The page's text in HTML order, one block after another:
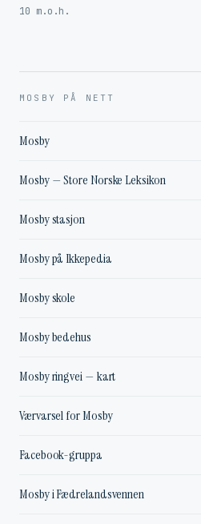
10 m.o.h.
MOSBY PÅ NETT
Mosby
Mosby — Store Norske Leksikon
Mosby stasjon
Mosby på Ikkepedia
Mosby skole
Mosby bedehus
Mosby ringvei — kart
Værvarsel for Mosby
Facebook-gruppa
Mosby i Fædrelandsvennen